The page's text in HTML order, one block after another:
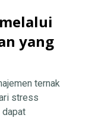
yang
ternak
stress
dapat